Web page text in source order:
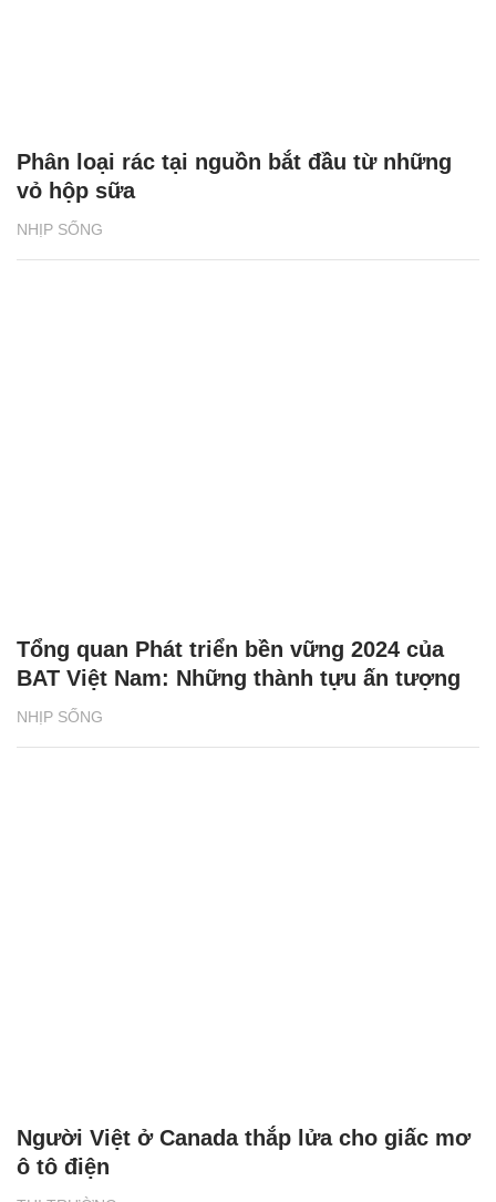
NHỊP SỐNG
Phân loại rác tại nguồn bắt đầu từ những
vỏ hộp sữa
NHỊP SỐNG
Tổng quan Phát triển bền vững 2024 của
BAT Việt Nam: Những thành tựu ấn tượng
Người Việt ở Canada thắp lửa cho giấc mơ
ô tô điện